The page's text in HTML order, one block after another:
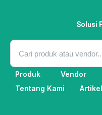
Solusi
Produk Vendor
Tentang Kami
Artikel